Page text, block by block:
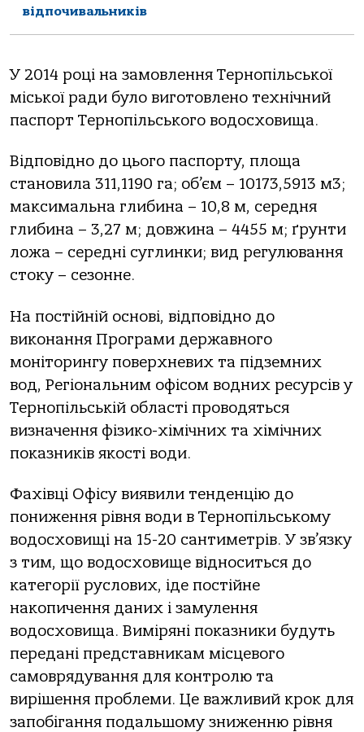
відпочивальників
У 2014 році на замовлення Тернопільської
міської ради було виготовлено технічний
паспорт Тернопільського водосховища.
Відповідно до цього паспорту, площа
становила 311,1190 га; об’єм – 10173,5913 м3;
максимальна глибина – 10,8 м, середня
глибина – 3,27 м; довжина – 4455 м; ґрунти
ложа – середні суглинки; вид регулювання
стоку – сезонне.
На постійній основі, відповідно до
виконання Програми державного
моніторингу поверхневих та підземних
вод, Регіональним офісом водних ресурсів у
Тернопільській області проводяться
визначення фізико-хімічних та хімічних
показників якості води.
Фахівці Офісу виявили тенденцію до
пониження рівня води в Тернопільському
водосховищі на 15-20 сантиметрів. У зв’язку
з тим, що водосховище відноситься до
категорії руслових, іде постійне
накопичення даних і замулення
водосховища. Виміряні показники будуть
передані представникам місцевого
самоврядування для контролю та
вирішення проблеми. Це важливий крок для
запобігання подальшому зниженню рівня